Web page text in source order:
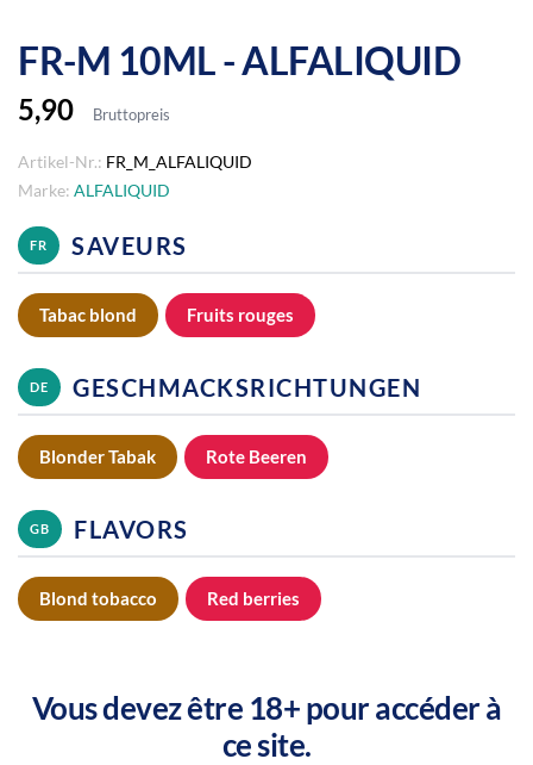
Vous devez être 18+ pour accéder à
ce site.
FR-M 10ML - ALFALIQUID
5,90 Bruttopreis
Artikel-Nr.: FR_M_ALFALIQUID
Marke: ALFALIQUID
FR SAVEURS
Tabac blond Fruits rouges
DE GESCHMACKSRICHTUNGEN
Blonder Tabak Rote Beeren
GB FLAVORS
Blond tobacco Red berries
dépendance à la nicotine. Ne vapotez pas si vous ne fumez pas.”